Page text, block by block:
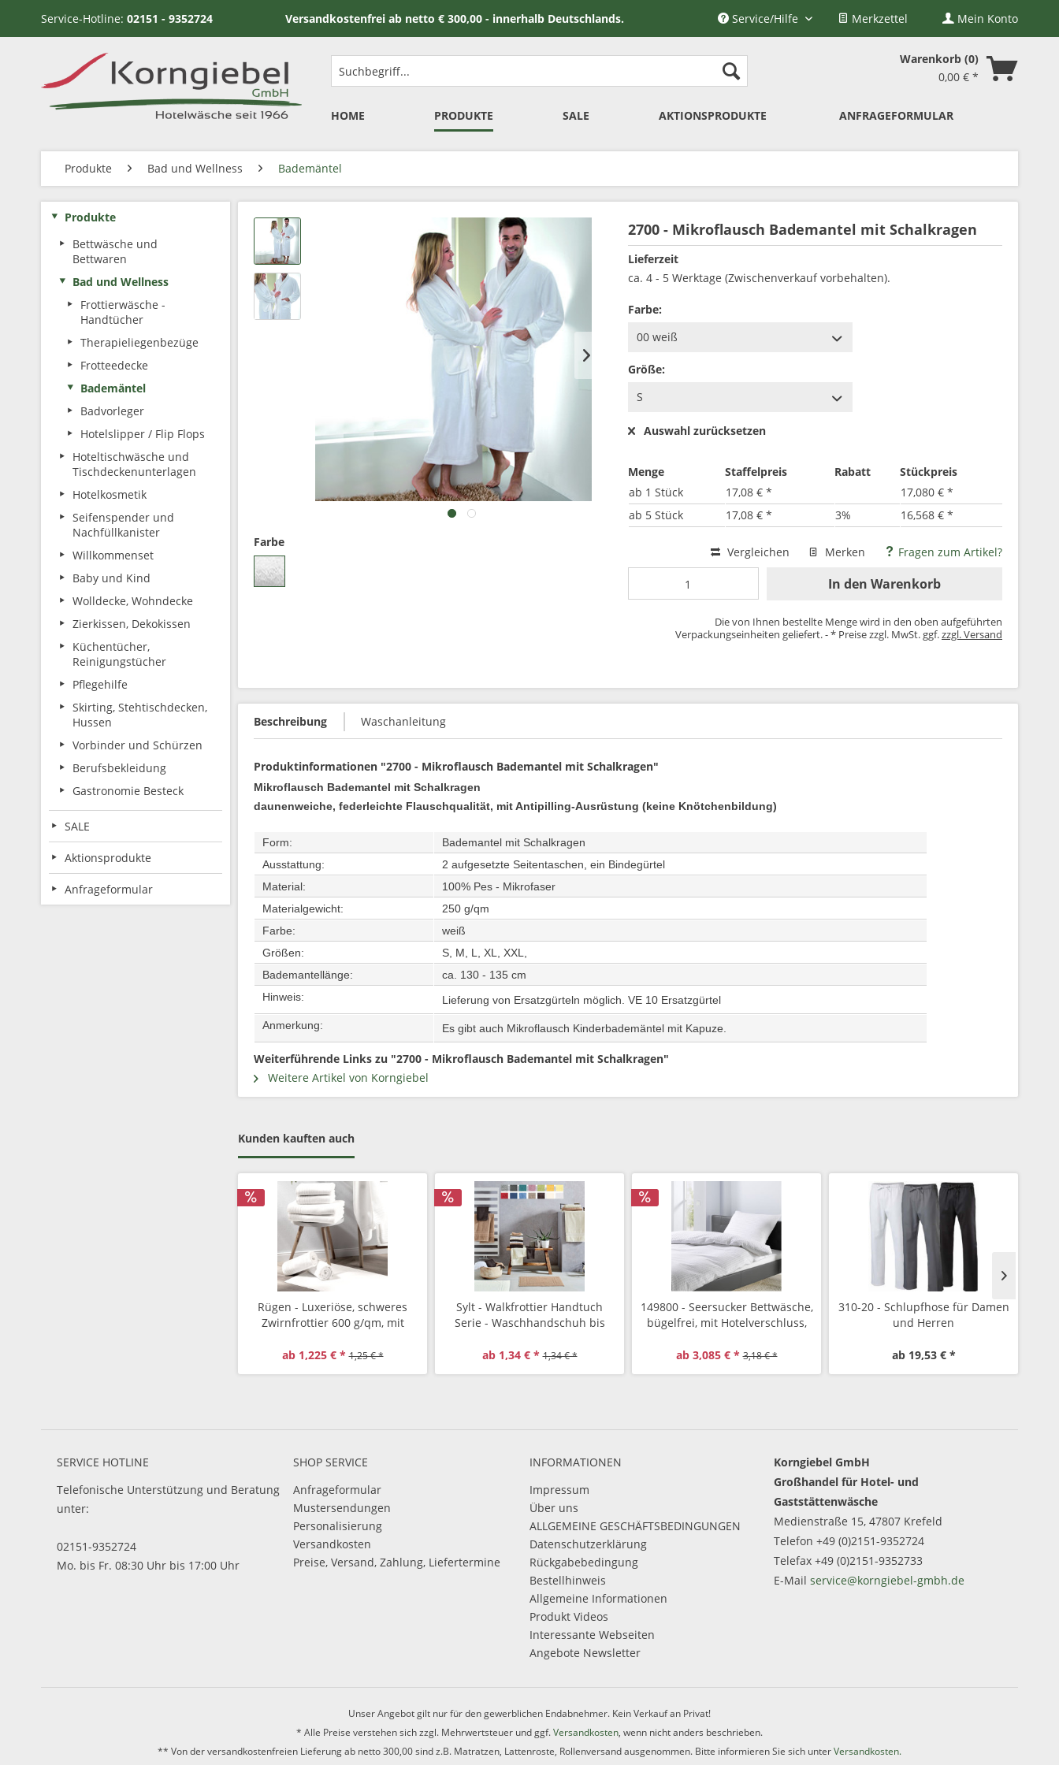
Service-Hotline: 02151 - 9352724 Versandkostenfrei ab netto € 300,00 - innerhalb Deutschlands. Merkzettel Mein Konto
Service/Hilfe
Warenkorb 0
0,00 € *
HOME PRODUKTE SALE AKTIONSPRODUKTE ANFRAGEFORMULAR
Produkte Bad und Wellness Bademäntel
Produkte
Bettwäsche und
Bettwaren
Bad und Wellness
Frottierwäsche -
Handtücher
Therapieliegenbezüge
Frotteedecke
Bademäntel
Badvorleger
Hotelslipper / Flip Flops
Hoteltischwäsche und
Tischdeckenunterlagen
Hotelkosmetik
Seifenspender und
Nachfüllkanister
Willkommenset
Baby und Kind
Wolldecke, Wohndecke
Zierkissen, Dekokissen
Küchentücher,
Reinigungstücher
Pflegehilfe
Skirting, Stehtischdecken,
Hussen
Vorbinder und Schürzen
Berufsbekleidung
Gastronomie Besteck
SALE
Aktionsprodukte
Anfrageformular
2700 - Mikroflausch Bademantel mit Schalkragen
Lieferzeit
ca. 4 - 5 Werktage (Zwischenverkauf vorbehalten).
Farbe
Farbe:
Größe:
Auswahl zurücksetzen
Menge Staffelpreis Rabatt
Stückpreis
ab 1 Stück 17,08 € *
17,080 € *
ab 5 Stück 17,08 € * 3% 16,568 € *
Vergleichen Merken Fragen zum Artikel?
In den Warenkorb
Die von Ihnen bestellte Menge wird in den oben aufgeführten
Verpackungseinheiten geliefert. - * Preise zzgl. MwSt. ggf.zzgl. Versand
Beschreibung Waschanleitung
Produktinformationen "2700 - Mikroflausch Bademantel mit Schalkragen"
Mikroflausch Bademantel mit Schalkragen
daunenweiche, federleichte Flauschqualität, mit Antipilling-Ausrüstung (keine Knötchenbildung)
Form:
Bademantel mit Schalkragen
Ausstattung:
2 aufgesetzte Seitentaschen, ein Bindegürtel
Material:
100% Pes - Mikrofaser
Materialgewicht:
250 g/qm
Farbe:
weiß
Größen:
S, M, L, XL, XXL,
Bademantellänge:
ca. 130 - 135 cm
Hinweis:
Lieferung von Ersatzgürteln möglich. VE 10 Ersatzgürtel
Anmerkung:
Es gibt auch Mikroflausch Kinderbademäntel mit Kapuze.
Weiterführende Links zu "2700 - Mikroflausch Bademantel mit Schalkragen"
Weitere Artikel von Korngiebel
Kunden kauften auch
Rügen - Luxeriöse, schweres
Zwirnfrottier 600 g/qm, mit
g/qm
ab 1,225 € * 1,25 € *
Sylt - Walkfrottier Handtuch
Serie - Waschhandschuh bis
Badvorleger
ab 1,34 € * 1,34 € *
149800 - Seersucker Bettwäsche,
bügelfrei, mit Hotelverschluss,
ab 3,085 € * 3,18 € *
310-20 - Schlupfhose für Damen
und Herren
ab 19,53 € *
SERVICE HOTLINE
Telefonische Unterstützung und Beratung
unter:
02151-9352724
Mo. bis Fr. 08:30 Uhr bis 17:00 Uhr
SHOP SERVICE
Anfrageformular
Mustersendungen
Personalisierung
Versandkosten
Preise, Versand, Zahlung, Liefertermine
INFORMATIONEN
Impressum
Über uns
ALLGEMEINE GESCHÄFTSBEDINGUNGEN
Datenschutzerklärung
Rückgabebedingung
Bestellhinweis
Allgemeine Informationen
Produkt Videos
Interessante Webseiten
Angebote Newsletter
Korngiebel GmbH
Großhandel für Hotel- und
Gaststättenwäsche
Medienstraße 15, 47807 Krefeld
Telefon +49 (0)2151-9352724
Telefax +49 (0)2151-9352733
E-Mail service@korngiebel-gmbh.de
Unser Angebot gilt nur für den gewerblichen Endabnehmer. Kein Verkauf an Privat!
* Alle Preise verstehen sich zzgl. Mehrwertsteuer und ggf.Versandkosten, wenn nicht anders beschrieben.
** Von der versandkostenfreien Lieferung ab netto 300,00 sind z.B. Matratzen, Lattenroste, Rollenversand ausgenommen. Bitte informieren Sie sich unterVersandkosten.